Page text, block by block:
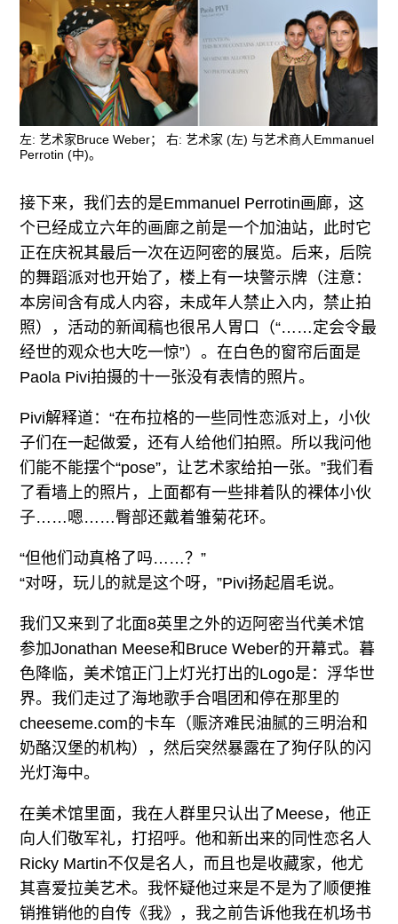
左: 艺术家Bruce Weber； 右: 艺术家 (左) 与艺术商人Emmanuel
Perrotin (中)。
接下来，我们去的是Emmanuel Perrotin画廊，这
个已经成立六年的画廊之前是一个加油站，此时它
正在庆祝其最后一次在迈阿密的展览。后来，后院
的舞蹈派对也开始了，楼上有一块警示牌（注意：
本房间含有成人内容，未成年人禁止入内，禁止拍
照），活动的新闻稿也很吊人胃口（“……定会令最
经世的观众也大吃一惊”）。在白色的窗帘后面是
Paola Pivi拍摄的十一张没有表情的照片。
Pivi解释道：“在布拉格的一些同性恋派对上，小伙
子们在一起做爱，还有人给他们拍照。所以我问他
们能不能摆个“pose”，让艺术家给拍一张。”我们看
了看墙上的照片，上面都有一些排着队的裸体小伙
子……嗯……臀部还戴着雏菊花环。
“但他们动真格了吗……？”
“对呀，玩儿的就是这个呀，”Pivi扬起眉毛说。
我们又来到了北面8英里之外的迈阿密当代美术馆
参加Jonathan Meese和Bruce Weber的开幕式。暮
色降临，美术馆正门上灯光打出的Logo是：浮华世
界。我们走过了海地歌手合唱团和停在那里的
cheeseme.com的卡车（赈济难民油腻的三明治和
奶酪汉堡的机构），然后突然暴露在了狗仔队的闪
光灯海中。
在美术馆里面，我在人群里只认出了Meese，他正
向人们敬军礼，打招呼。他和新出来的同性恋名人
Ricky Martin不仅是名人，而且也是收藏家，他尤
其喜爱拉美艺术。我怀疑他过来是不是为了顺便推
销推销他的自传《我》，我之前告诉他我在机场书